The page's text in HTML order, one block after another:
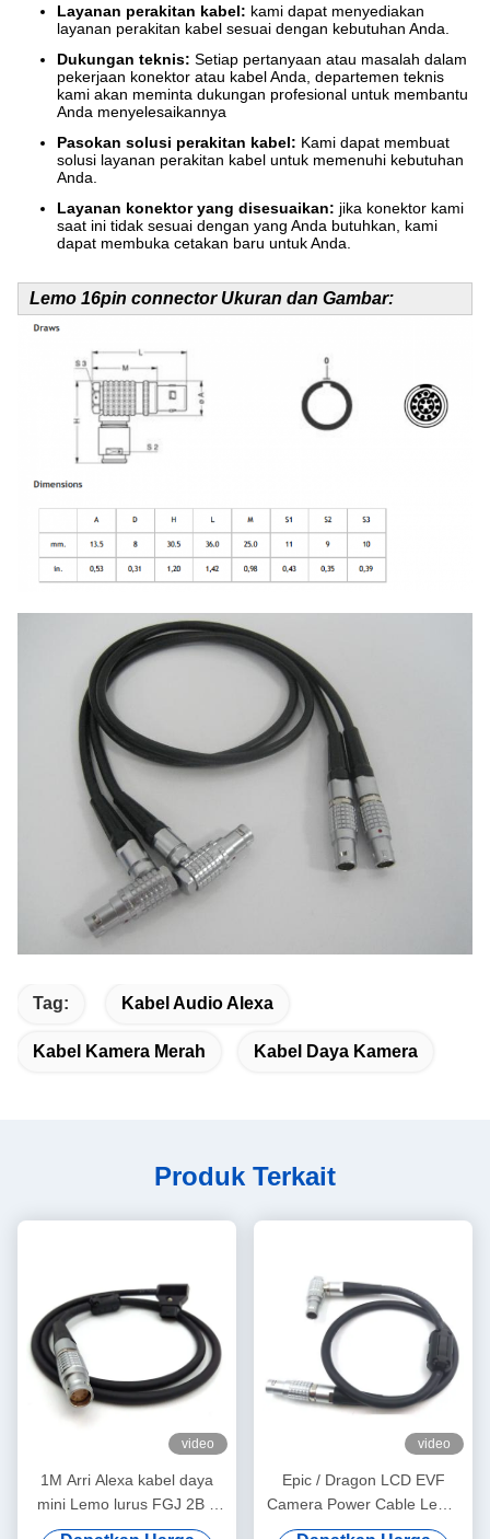
Layanan perakitan kabel: kami dapat menyediakan
layanan perakitan kabel sesuai dengan kebutuhan Anda.
Dukungan teknis: Setiap pertanyaan atau masalah dalam
pekerjaan konektor atau kabel Anda, departemen teknis
kami akan meminta dukungan profesional untuk membantu
Anda menyelesaikannya
Pasokan solusi perakitan kabel: Kami dapat membuat
solusi layanan perakitan kabel untuk memenuhi kebutuhan
Anda.
Layanan konektor yang disesuaikan: jika konektor kami
saat ini tidak sesuai dengan yang Anda butuhkan, kami
dapat membuka cetakan baru untuk Anda.
Lemo 16pin connector Ukuran dan Gambar:
Tag: Kabel Audio Alexa
Kabel Kamera Merah Kabel Daya Kamera
Produk Terkait
video
1M Arri Alexa kabel daya
mini Lemo lurus FGJ 2B 8
pin ke kabel D-tekan
video
Epic / Dragon LCD EVF
Camera Power Cable Lemo
16 Pin 16 Pin Tipe Kontak